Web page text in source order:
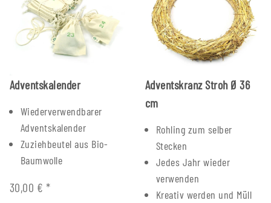
Adventskalender
Wiederverwendbarer
Adventskalender
Zuziehbeutel aus Bio-
Baumwolle
30,00 € *
Adventskranz Stroh Ø 36
cm
Rohling zum selber
Stecken
Jedes Jahr wieder
verwenden
Kreativ werden und Müll